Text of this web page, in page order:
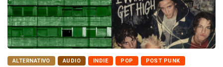
ALTERNATIVO AUDIO INDIE POP POST PUNK